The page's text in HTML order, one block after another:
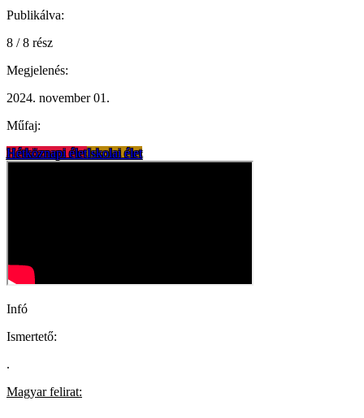
Publikálva:
8 / 8 rész
Megjelenés:
2024. november 01.
Műfaj:
Hétköznapi életIskolai élet
Infó
Ismertető:
.
Magyar felirat: